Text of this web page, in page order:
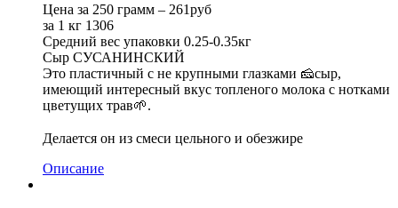
Цена за 250 грамм – 261руб
за 1 кг 1306
Средний вес упаковки 0.25-0.35кг
Сыр СУСАНИНСКИЙ
Это пластичный с не крупными глазками 🧀сыр,
имеющий интересный вкус топленого молока с нотками
цветущих трав🌱.
Делается он из смеси цельного и обезжире
Описание